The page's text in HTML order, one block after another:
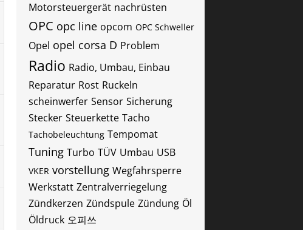
Motorsteuergerät nachrüsten
OPC opc line opcom OPC Schweller
Opel opel corsa D Problem
Radio Radio, Umbau, Einbau
Reparatur Rost Ruckeln
scheinwerfer Sensor Sicherung
Stecker Steuerkette Tacho
Tachobeleuchtung Tempomat
Tuning Turbo TÜV Umbau USB
VKER vorstellung Wegfahrsperre
Werkstatt Zentralverriegelung
Zündkerzen Zündspule Zündung Öl
Öldruck 오피쓰